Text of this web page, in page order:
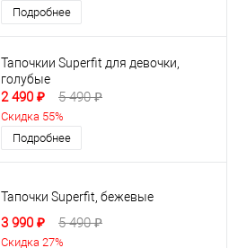
Подробнее
Тапочкии Superfit для девочки,
голубые
2 490 ₽ 5 490 ₽
Скидка 55%
Подробнее
Тапочки Superfit, бежевые
3 990 ₽ 5 490 ₽
Скидка 27%